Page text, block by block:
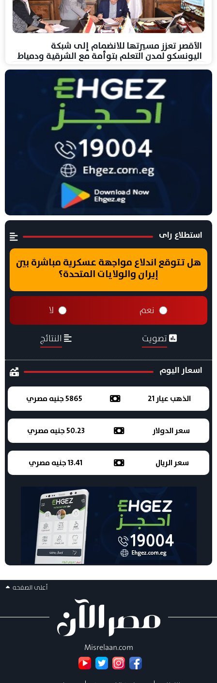
الأقصر تعزز مسيرتها للانضمام إلى شبكة
اليونسكو لمدن التعلم بتوأمة مع الشرقية ودمياط
استطلاع راى
هل تتوقع اندلاع مواجهة عسكرية مباشرة بين
إيران والولايات المتحدة؟
نعم لا
تصويت النتائج
اسعار اليوم
الذهب عيار 21 5865 جنيه مصري
سعر الدولار 50.23 جنيه مصري
سعر الريال 13.41 جنيه مصري
أعلى الصفحه
Misrelaan.com